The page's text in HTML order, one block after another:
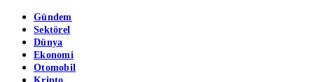
Gündem
Sektörel
Dünya
Ekonomi
Otomobil